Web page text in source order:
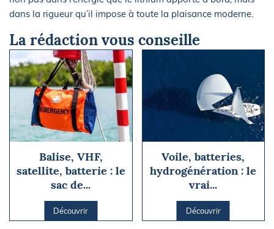
dans la rigueur qu’il impose à toute la plaisance moderne.
La rédaction vous conseille
Balise, VHF,
satellite, batterie : le
sac de...
Découvrir
Voile, batteries,
hydrogénération : le
vrai...
Découvrir